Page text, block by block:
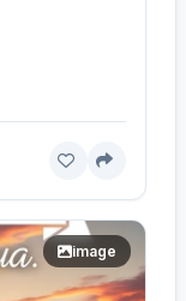
image